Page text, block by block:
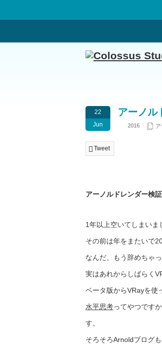
22
Jun
アーノ
2016
Tweet
アーノルドレンダー検
1年以上空いてしまいま
その前は年をまたいで
なんだ、もう辞めちゃ
実はあれからしばらく
ベータ版からVRayを使
水平思考ってやつです
す。
そろそろArnoldブログ